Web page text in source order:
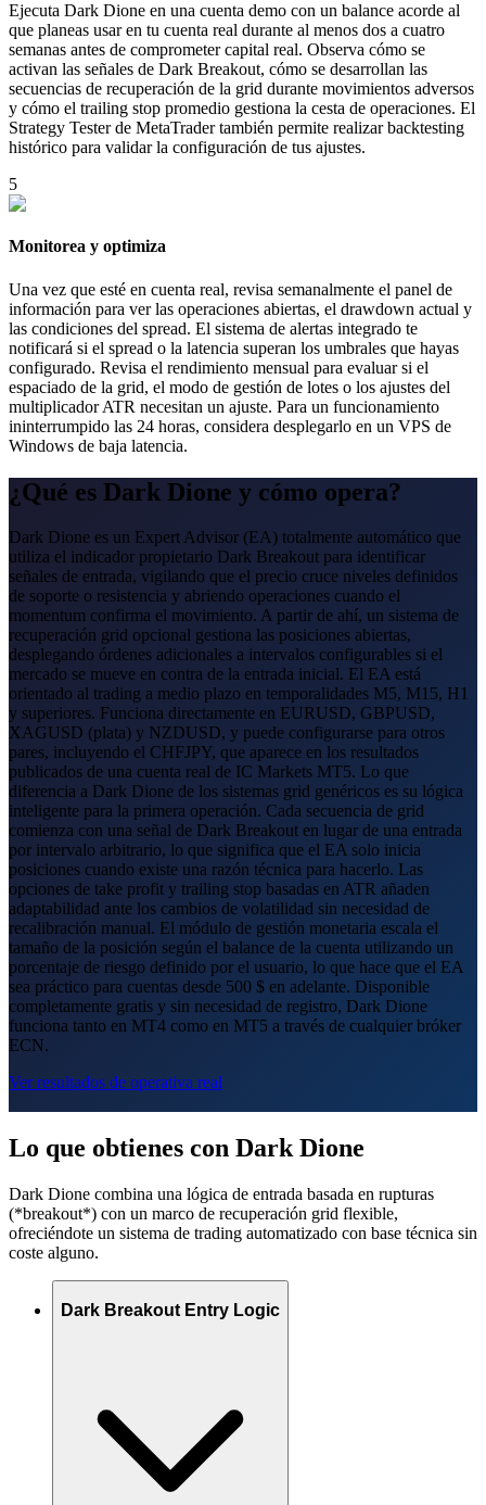
Ejecuta Dark Dione en una cuenta demo con un balance acorde al
que planeas usar en tu cuenta real durante al menos dos a cuatro
semanas antes de comprometer capital real. Observa cómo se
activan las señales de Dark Breakout, cómo se desarrollan las
secuencias de recuperación de la grid durante movimientos adversos
y cómo el trailing stop promedio gestiona la cesta de operaciones. El
Strategy Tester de MetaTrader también permite realizar backtesting
histórico para validar la configuración de tus ajustes.
5
Monitorea y optimiza
Una vez que esté en cuenta real, revisa semanalmente el panel de
información para ver las operaciones abiertas, el drawdown actual y
las condiciones del spread. El sistema de alertas integrado te
notificará si el spread o la latencia superan los umbrales que hayas
configurado. Revisa el rendimiento mensual para evaluar si el
espaciado de la grid, el modo de gestión de lotes o los ajustes del
multiplicador ATR necesitan un ajuste. Para un funcionamiento
ininterrumpido las 24 horas, considera desplegarlo en un VPS de
Windows de baja latencia.
¿Qué es Dark Dione y cómo opera?
Dark Dione es un Expert Advisor (EA) totalmente automático que
utiliza el indicador propietario Dark Breakout para identificar
señales de entrada, vigilando que el precio cruce niveles definidos
de soporte o resistencia y abriendo operaciones cuando el
momentum confirma el movimiento. A partir de ahí, un sistema de
recuperación grid opcional gestiona las posiciones abiertas,
desplegando órdenes adicionales a intervalos configurables si el
mercado se mueve en contra de la entrada inicial. El EA está
orientado al trading a medio plazo en temporalidades M5, M15, H1
y superiores. Funciona directamente en EURUSD, GBPUSD,
XAGUSD (plata) y NZDUSD, y puede configurarse para otros
pares, incluyendo el CHFJPY, que aparece en los resultados
publicados de una cuenta real de IC Markets MT5. Lo que
diferencia a Dark Dione de los sistemas grid genéricos es su lógica
inteligente para la primera operación. Cada secuencia de grid
comienza con una señal de Dark Breakout en lugar de una entrada
por intervalo arbitrario, lo que significa que el EA solo inicia
posiciones cuando existe una razón técnica para hacerlo. Las
opciones de take profit y trailing stop basadas en ATR añaden
adaptabilidad ante los cambios de volatilidad sin necesidad de
recalibración manual. El módulo de gestión monetaria escala el
tamaño de la posición según el balance de la cuenta utilizando un
porcentaje de riesgo definido por el usuario, lo que hace que el EA
sea práctico para cuentas desde 500 $ en adelante. Disponible
completamente gratis y sin necesidad de registro, Dark Dione
funciona tanto en MT4 como en MT5 a través de cualquier bróker
ECN.
Ver resultados de operativa real
Lo que obtienes con Dark Dione
Dark Dione combina una lógica de entrada basada en rupturas
(*breakout*) con un marco de recuperación grid flexible,
ofreciéndote un sistema de trading automatizado con base técnica sin
coste alguno.
Dark Breakout Entry Logic